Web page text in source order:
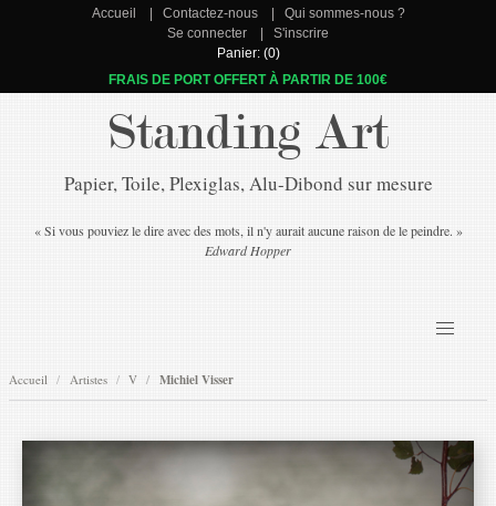
Accueil Contactez-nous
Qui sommes-nous ?
Se connecter
S'inscrire
Panier: (0)
FRAIS DE PORT OFFERT À PARTIR DE 100€
Standing Art
Papier, Toile, Plexiglas, Alu-Dibond sur mesure
« Si vous pouviez le dire avec des mots, il n'y aurait aucune raison de le peindre. »
Edward Hopper
Accueil Artistes V Michiel Visser